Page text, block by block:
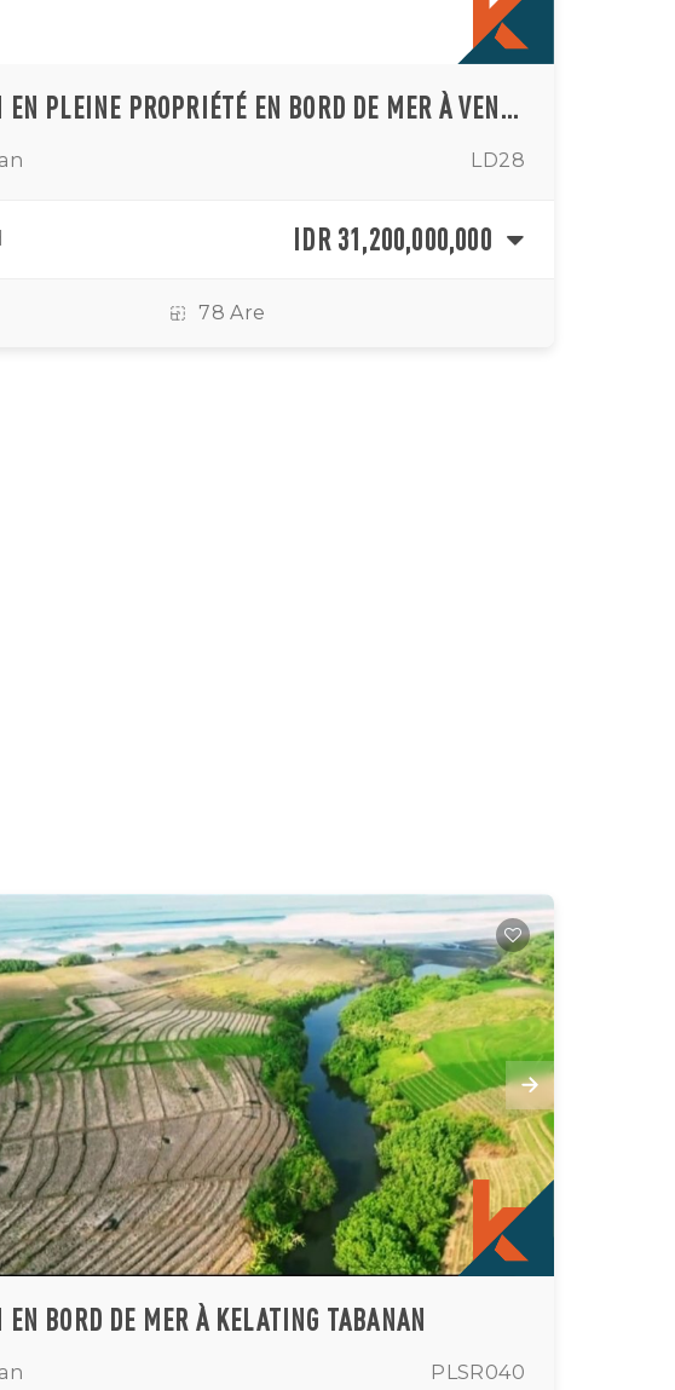
TERRAIN EN PLEINE PROPRIÉTÉ EN BORD DE MER À VENDRE À TABANAN
LD28
IDR 31,200,000,000
78 Are
EN BORD DE MER À KELATING TABANAN
PLSR040